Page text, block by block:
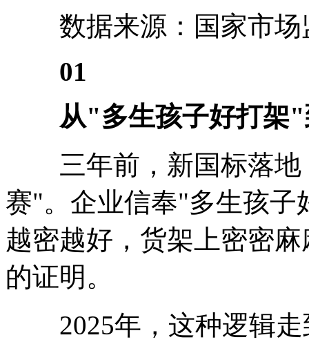
数据来源：国家市场
01
从"多生孩子好打架
三年前，新国标落地
赛"。企业信奉"多生孩
越密越好，货架上密密
的证明。
2025年，这种逻辑走